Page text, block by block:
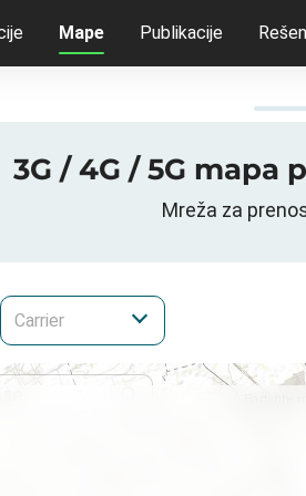
Mape Publikacije
3G / 4G / 5G mapa
Mreža za